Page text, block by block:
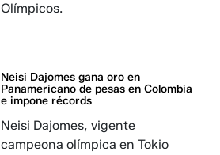
Olímpicos.
Neisi Dajomes gana oro en
Panamericano de pesas en Colombia
e impone récords
Neisi Dajomes, vigente
campeona olímpica en Tokio